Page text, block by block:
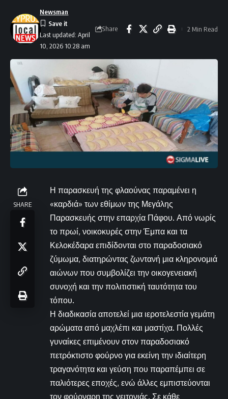
Last updated: April
10, 2026 10:28 am
Newsman
Share 2 Min Read
SHARE
Η παρασκευή της φλαούνας παραμένει η
«καρδιά» των εθίμων της Μεγάλης
Παρασκευής στην επαρχία Πάφου. Από νωρίς
το πρωί, νοικοκυρές στην Έμπα και τα
Κελοκέδαρα επιδίδονται στο παραδοσιακό
ζύμωμα, διατηρώντας ζωντανή μια κληρονομιά
αιώνων που συμβολίζει την οικογενειακή
συνοχή και την πολιτιστική ταυτότητα του
τόπου.
Η διαδικασία αποτελεί μια ιεροτελεστία γεμάτη
αρώματα από μαχλέπι και μαστίχα. Πολλές
γυναίκες επιμένουν στον παραδοσιακό
πετρόκτιστο φούρνο για εκείνη την ιδιαίτερη
τραγανότητα και γεύση που παραπέμπει σε
παλιότερες εποχές, ενώ άλλες εμπιστεύονται
τον φούρναρη της γειτονιάς. Σε κάθε